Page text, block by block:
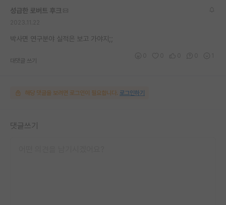
성급한 로버트 후크
박사면 연구분야 실적은 보고 가야지;;
대댓글 쓰기
해당 댓글을 보려면 로그인이 필요합니다. 로그인하기
댓글쓰기